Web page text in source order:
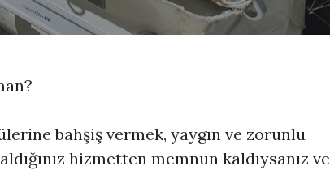
bahşiş vermek, yaygın ve zorunlu
hizmetten memnun kaldıysanız ve